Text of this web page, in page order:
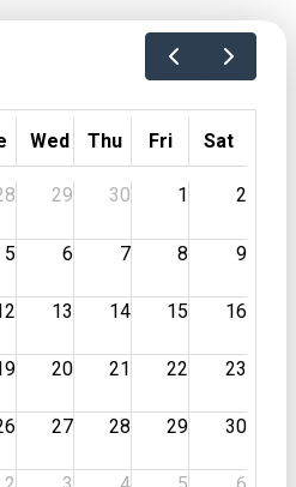
Wed Thu Fri Sat
29 30 1 2
5 6 7 8 9
13 14 15 16
20 21 22 23
27 28 29 30